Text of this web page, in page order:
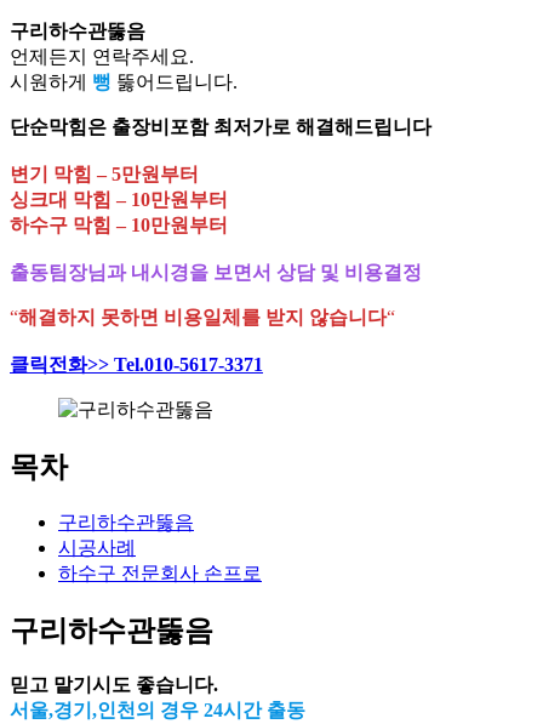
구리하수관뚫음
언제든지 연락주세요.
시원하게 뻥 뚫어드립니다.
단순막힘은 출장비포함 최저가로 해결해드립니다
변기 막힘 – 5만원부터
싱크대 막힘 – 10만원부터
하수구 막힘 – 10만원부터
출동팀장님과 내시경을 보면서 상담 및 비용결정
“해결하지 못하면 비용일체를 받지 않습니다“
클릭전화>> Tel.010-5617-3371
목차
구리하수관뚫음
시공사례
하수구 전문회사 손프로
구리하수관뚫음
믿고 맡기시도 좋습니다.
서울,경기,인천의 경우 24시간 출동